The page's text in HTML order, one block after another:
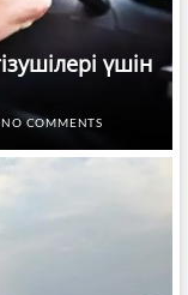
үшін
NO COMMENTS